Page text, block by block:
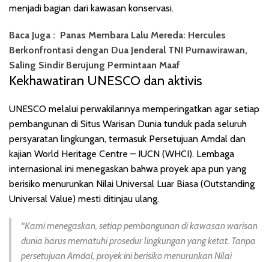
menjadi bagian dari kawasan konservasi.
Baca Juga : Panas Membara Lalu Mereda: Hercules
Berkonfrontasi dengan Dua Jenderal TNI Purnawirawan,
Saling Sindir Berujung Permintaan Maaf
Kekhawatiran UNESCO dan aktivis
UNESCO melalui perwakilannya memperingatkan agar setiap
pembangunan di Situs Warisan Dunia tunduk pada seluruh
persyaratan lingkungan, termasuk Persetujuan Amdal dan
kajian World Heritage Centre – IUCN (WHCI). Lembaga
internasional ini menegaskan bahwa proyek apa pun yang
berisiko menurunkan Nilai Universal Luar Biasa (Outstanding
Universal Value) mesti ditinjau ulang.
“Kami menegaskan, setiap pembangunan di kawasan warisan
dunia harus mematuhi prosedur lingkungan yang ketat. Tanpa
persetujuan Amdal, proyek ini berisiko menurunkan Nilai